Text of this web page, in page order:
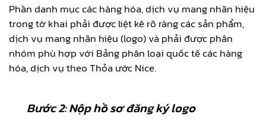
Phần danh mục các hàng hóa, dịch vụ mang nhãn hiệu
trong tờ khai phải được liệt kê rõ ràng các sản phẩm,
dịch vụ mang nhãn hiệu (logo) và phải được phân
nhóm phù hợp với Bảng phân loại quốc tế các hàng
hóa, dịch vụ theo Thỏa ước Nice.
Bước 2: Nộp hồ sơ đăng ký logo